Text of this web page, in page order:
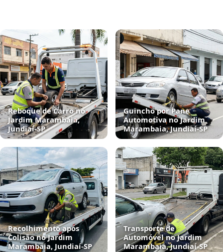
Reboque de Carro no
Jardim Marambaia,
Jundiaí‑SP
Guincho por Pane
Automotiva no Jardim
Marambaia, Jundiaí‑SP
Recolhimento após
Colisão no Jardim
Marambaia, Jundiaí‑SP
Transporte de
Automóvel no Jardim
Marambaia, Jundiaí‑SP